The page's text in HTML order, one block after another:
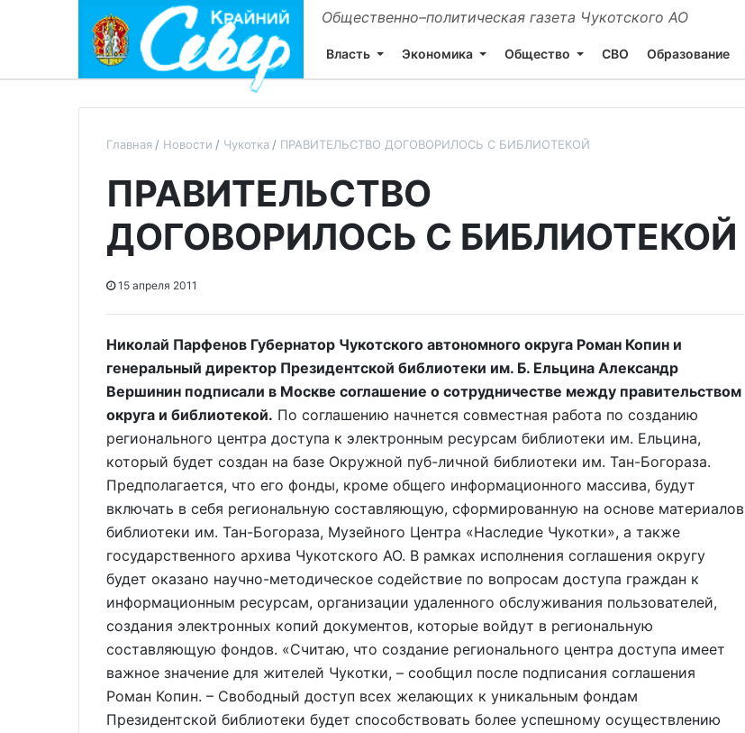
Общественно–политическая газета Чукотского АО
Власть Экономика Общество СВО Образование
Главная Новости Чукотка ПРАВИТЕЛЬСТВО ДОГОВОРИЛОСЬ С БИБЛИОТЕКОЙ
ПРАВИТЕЛЬСТВО
ДОГОВОРИЛОСЬ С БИБЛИОТЕКОЙ
15 апреля 2011
Николай Парфенов Губернатор Чукотского автономного округа Роман Копин и
генеральный директор Президентской библиотеки им. Б. Ельцина Александр
Вершинин подписали в Москве соглашение о сотрудничестве между правительством
округа и библиотекой. По соглашению начнется совместная работа по созданию
регионального центра доступа к электронным ресурсам библиотеки им. Ельцина,
который будет создан на базе Окружной пуб-личной библиотеки им. Тан-Богораза.
Предполагается, что его фонды, кроме общего информационного массива, будут
включать в себя региональную составляющую, сформированную на основе материалов
библиотеки им. Тан-Богораза, Музейного Центра «Наследие Чукотки», а также
государственного архива Чукотского АО. В рамках исполнения соглашения округу
будет оказано научно-методическое содействие по вопросам доступа граждан к
информационным ресурсам, организации удаленного обслуживания пользователей,
создания электронных копий документов, которые войдут в региональную
составляющую фондов. «Считаю, что создание регионального центра доступа имеет
важное значение для жителей Чукотки, – сообщил после подписания соглашения
Роман Копин. – Свободный доступ всех желающих к уникальным фондам
Президентской библиотеки будет способствовать более успешному осуществлению